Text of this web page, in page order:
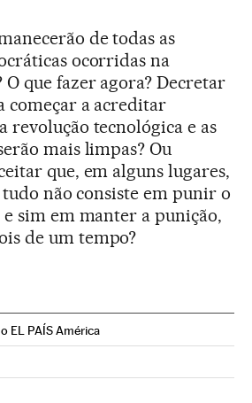
de todas as
ocorridas na
que fazer agora? Decretar
começar a acreditar
revolução tecnológica e as
mais limpas? Ou
que, em alguns lugares,
não consiste em punir o
sim em manter a punição,
de um tempo?
EL PAÍS América
en Twitter
Brasil en Instagram
País Brasil en Facebook